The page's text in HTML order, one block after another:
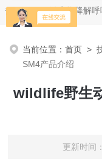
热门关键词：微生物降解呼吸仪，动物声
当前位置：首页 >
SM4产品介绍
wildlife野生
更新时